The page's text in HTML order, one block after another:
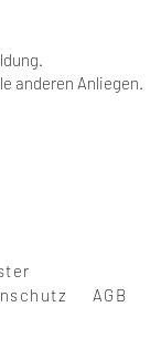
anderen Anliegen.
AGB